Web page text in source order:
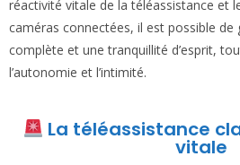
réactivité vitale de la téléassistance et
caméras connectées, il est possible de
complète et une tranquillité d’esprit,
l’autonomie et l’intimité.
La téléassistance
vitale